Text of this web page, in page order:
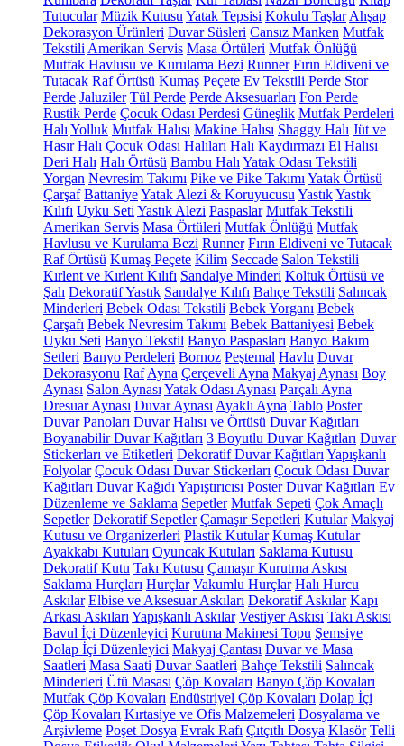
Tutucular Müzik Kutusu Yatak Tepsisi Kokulu Taşlar Ahşap
Dekorasyon Ürünleri Duvar Süsleri Cansız Manken Mutfak
Tekstili Amerikan Servis Masa Örtüleri Mutfak Önlüğü
Mutfak Havlusu ve Kurulama Bezi Runner Fırın Eldiveni ve
Tutacak Raf Örtüsü Kumaş Peçete Ev Tekstili Perde Stor
Perde Jaluziler Tül Perde Perde Aksesuarları Fon Perde
Rustik Perde Çocuk Odası Perdesi Güneşlik Mutfak Perdeleri
Halı Yolluk Mutfak Halısı Makine Halısı Shaggy Halı Jüt ve
Hasır Halı Çocuk Odası Halıları Halı Kaydırmazı El Halısı
Deri Halı Halı Örtüsü Bambu Halı Yatak Odası Tekstili
Yorgan Nevresim Takımı Pike ve Pike Takımı Yatak Örtüsü
Çarşaf BattaniyeYatak Alezi & Koruyucusu YastıkYastık
Kılıfı Uyku Seti Yastık Alezi Paspaslar Mutfak Tekstili
Amerikan Servis Masa Örtüleri Mutfak Önlüğü Mutfak
Havlusu ve Kurulama Bezi Runner Fırın Eldiveni ve Tutacak
Raf Örtüsü Kumaş Peçete Kilim Seccade Salon Tekstili
Kırlent ve Kırlent Kılıfı Sandalye Minderi Koltuk Örtüsü ve
Şalı Dekoratif Yastık Sandalye Kılıfı Bahçe Tekstili Salıncak
Minderleri Bebek Odası Tekstili Bebek Yorganı Bebek
Çarşafı Bebek Nevresim Takımı Bebek Battaniyesi Bebek
Uyku Seti Banyo Tekstil Banyo Paspasları Banyo Bakım
Setleri Banyo Perdeleri Bornoz Peştemal Havlu Duvar
Dekorasyonu Raf Ayna Çerçeveli Ayna Makyaj Aynası Boy
Aynası Salon Aynası Yatak Odası Aynası Parçalı Ayna
Dresuar Aynası Duvar Aynası Ayaklı Ayna Tablo Poster
Duvar Panoları Duvar Halısı ve Örtüsü Duvar Kağıtları
Boyanabilir Duvar Kağıtları 3 Boyutlu Duvar Kağıtları Duvar
Stickerları ve Etiketleri Dekoratif Duvar Kağıtları Yapışkanlı
Folyolar Çocuk Odası Duvar Stickerları Çocuk Odası Duvar
Kağıtları Duvar Kağıdı Yapıştırıcısı Poster Duvar Kağıtları Ev
Düzenleme ve Saklama Sepetler Mutfak Sepeti Çok Amaçlı
Sepetler Dekoratif Sepetler Çamaşır Sepetleri Kutular Makyaj
Kutusu ve Organizerleri Plastik Kutular Kumaş Kutular
Ayakkabı Kutuları Oyuncak Kutuları Saklama Kutusu
Dekoratif Kutu Takı Kutusu Çamaşır Kurutma Askısı
Saklama Hurçları Hurçlar Vakumlu Hurçlar Halı Hurcu
Askılar Elbise ve Aksesuar Askıları Dekoratif Askılar Kapı
Arkası Askıları Yapışkanlı Askılar Vestiyer Askısı Takı Askısı
Bavul İçi Düzenleyici Kurutma Makinesi Topu Şemsiye
Dolap İçi Düzenleyici Makyaj Çantası Duvar ve Masa
Saatleri Masa Saati Duvar Saatleri Bahçe Tekstili Salıncak
Minderleri Ütü Masası Çöp Kovaları Banyo Çöp Kovaları
Mutfak Çöp Kovaları Endüstriyel Çöp Kovaları Dolap İçi
Çöp Kovaları Kırtasiye ve Ofis Malzemeleri Dosyalama ve
Arşivleme Poşet Dosya Evrak Rafı Çıtçıtlı Dosya Klasör Telli